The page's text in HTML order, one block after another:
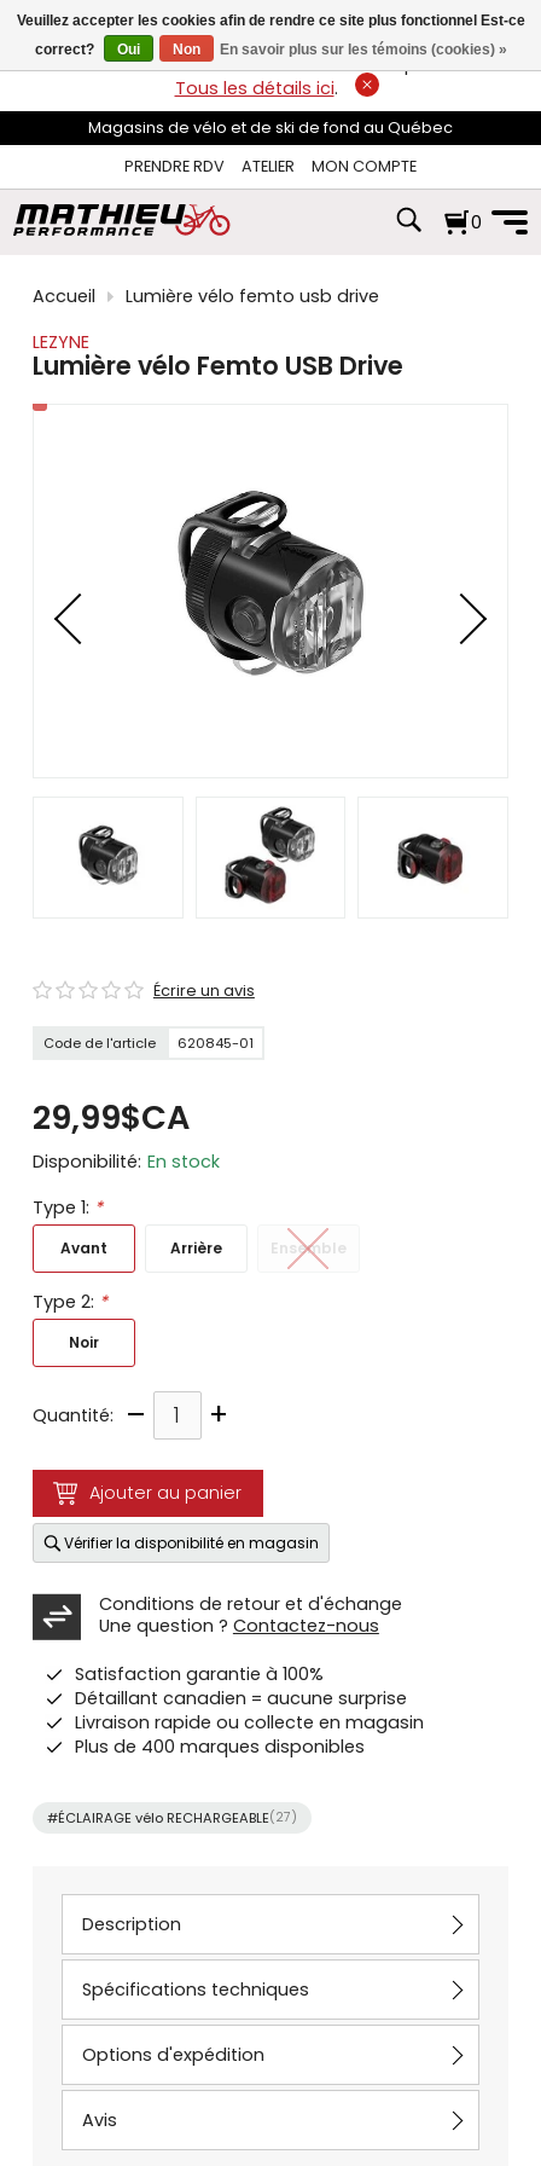
flèches
haut
et
pour
sélectionner
disponible.
Appuyez
pour
au
résultat
de
de
tels
LIVRAISON GRATUITEsur les commandes de plus de 74$*.
Tous les détails ici.
Magasins de vélo et de ski de fond au Québec
PRENDRE RDV
ATELIER MON COMPTE
0
Accueil
Lumière vélo femto usb drive
LEZYNE
Lumière vélo Femto USB Drive
Écrire un avis
Code de l'article 620845-01
29,99$CA
Disponibilité: En stock
Type 1: *
Avant Arrière Ensemble
Type 2: *
Noir
Quantité: – +
Ajouter au panier
Vérifier la disponibilité en magasin
Conditions de retour et d'échange
Une question ? Contactez-nous
Satisfaction garantie à 100%
Détaillant canadien = aucune surprise
Livraison rapide ou collecte en magasin
Plus de 400 marques disponibles
#ÉCLAIRAGE vélo RECHARGEABLE(27)
Description
Spécifications techniques
Options d'expédition
Avis
Veuillez accepter les cookies afin de rendre ce site plus fonctionnel Est-ce
correct?
Oui Non En savoir plus sur les témoins (cookies) »